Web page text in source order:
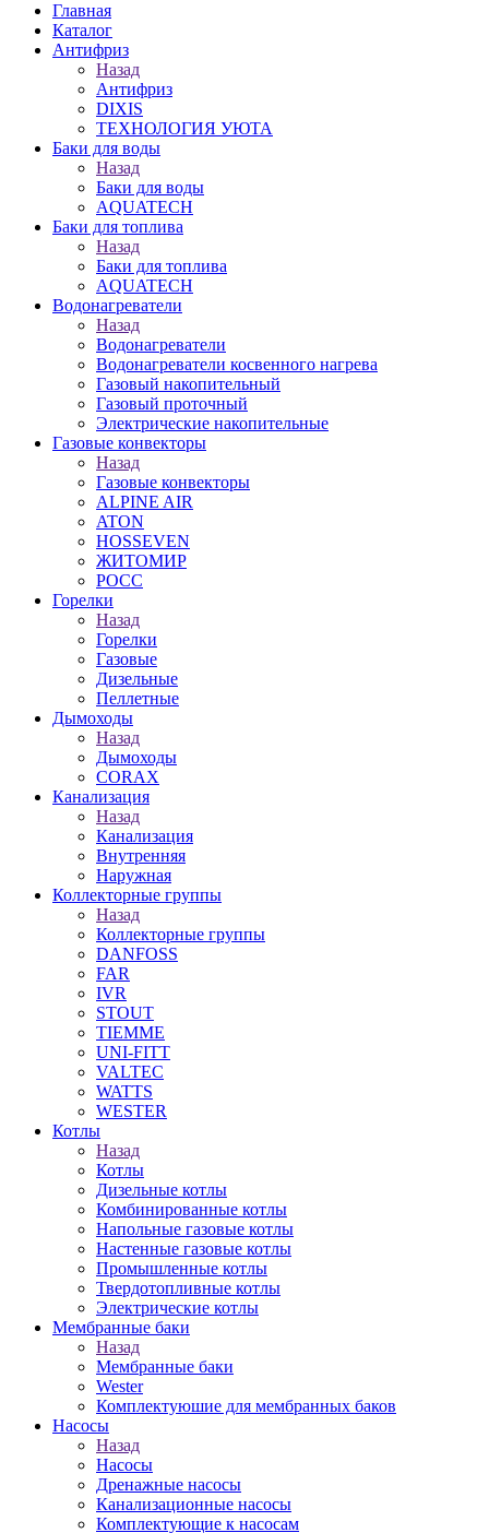
Главная
Каталог
Антифриз
Назад
Антифриз
DIXIS
ТЕХНОЛОГИЯ УЮТА
Баки для воды
Назад
Баки для воды
AQUATECH
Баки для топлива
Назад
Баки для топлива
AQUATECH
Водонагреватели
Назад
Водонагреватели
Водонагреватели косвенного нагрева
Газовый накопительный
Газовый проточный
Электрические накопительные
Газовые конвекторы
Назад
Газовые конвекторы
ALPINE AIR
ATON
HOSSEVEN
ЖИТОМИР
РОСС
Горелки
Назад
Горелки
Газовые
Дизельные
Пеллетные
Дымоходы
Назад
Дымоходы
CORAX
Канализация
Назад
Канализация
Внутренняя
Наружная
Коллекторные группы
Назад
Коллекторные группы
DANFOSS
FAR
IVR
STOUT
TIEMME
UNI-FITT
VALTEC
WATTS
WESTER
Котлы
Назад
Котлы
Дизельные котлы
Комбинированные котлы
Напольные газовые котлы
Настенные газовые котлы
Промышленные котлы
Твердотопливные котлы
Электрические котлы
Мембранные баки
Назад
Мембранные баки
Wester
Комплектуюшие для мембранных баков
Насосы
Назад
Насосы
Дренажные насосы
Канализационные насосы
Комплектующие к насосам